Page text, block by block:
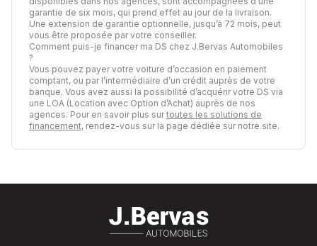
garantie de six mois, qui prend effet au jour de la livraison.
Une extension de garantie optionnelle, jusqu’à 72 mois, peut
vous être proposée par votre conseiller.
Comment puis-je financer ma DS chez J.Bervas Automobiles
?
Vous pouvez payer votre voiture d’occasion en paiement
comptant, ou par l’intermédiaire d’un crédit auprès de votre
banque. Vous avez aussi la possibilité d’acquérir votre DS via
une LOA (Location avec Option d’Achat) auprès de nos
agences. Pour en savoir plus surtoutes les solutions de
financement, rendez-vous sur la page dédiée sur notre site.